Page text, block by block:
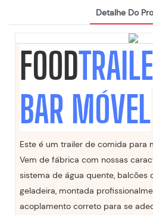
Detalhe Do
FOOD
BAR MÓVEL
Este é um trailer de comida para
Vem de fábrica com nossas
sistema de água quente, balcões
geladeira, montada
acoplamento correto para se